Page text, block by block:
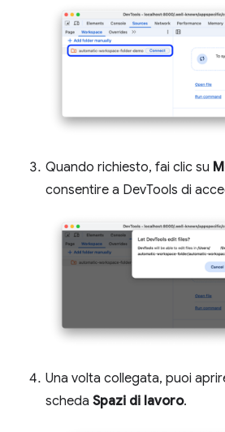
Quando richiesto, fai clic su
consentire a DevTools di
Una volta collegata, puoi
scheda Spazi di lavoro.